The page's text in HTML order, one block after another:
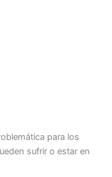
para los
sufrir o estar en